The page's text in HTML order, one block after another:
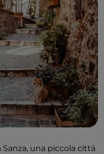
una piccola città